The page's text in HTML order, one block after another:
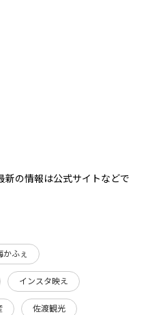
の情報は公式サイトなどで
かふぇ
インスタ映え
佐渡観光